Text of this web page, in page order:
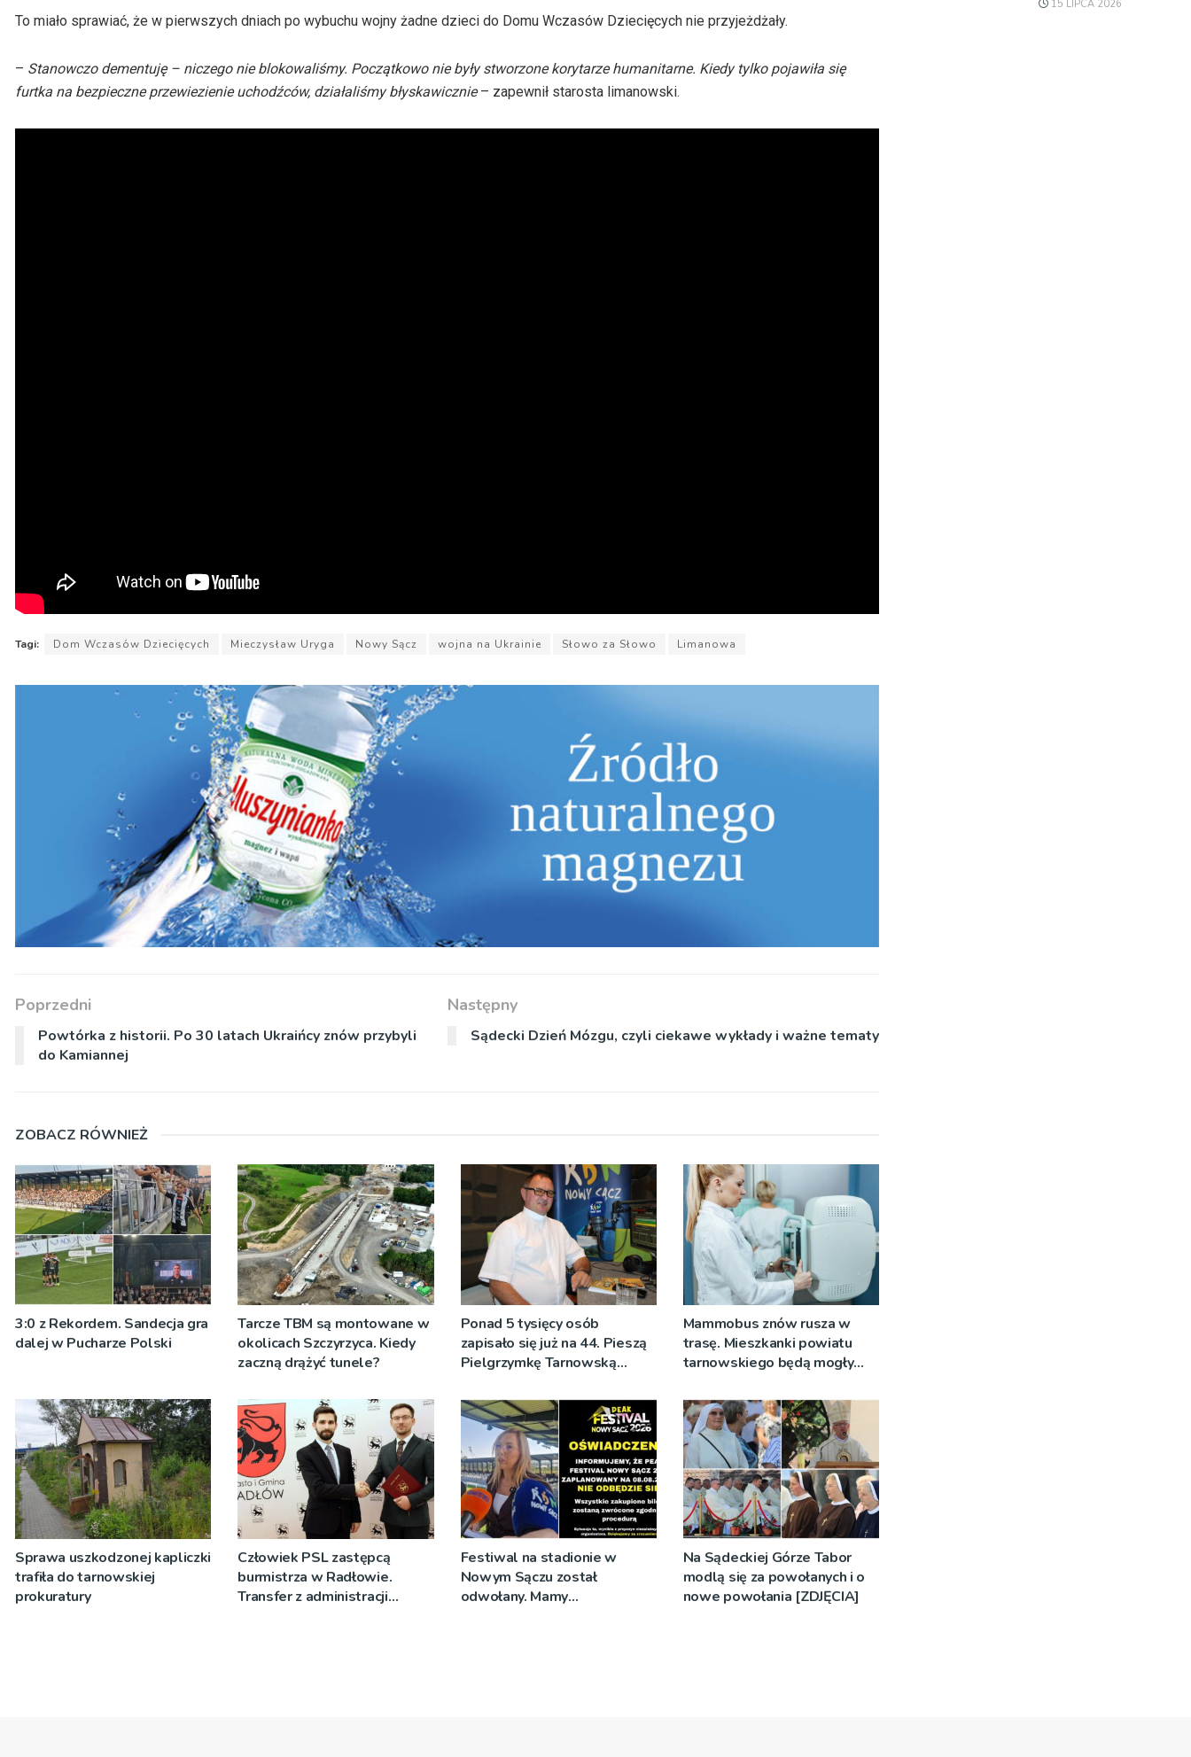
To miało sprawiać, że w pierwszych dniach po wybuchu wojny żadne dzieci do Domu Wczasów Dziecięcych nie przyjeżdżały.
– Stanowczo dementuję – niczego nie blokowaliśmy. Początkowo nie były stworzone korytarze humanitarne. Kiedy tylko pojawiła się
furtka na bezpieczne przewiezienie uchodźców, działaliśmy błyskawicznie– zapewnił starosta limanowski.
Tagi: Dom Wczasów Dziecięcych Mieczysław Uryga Nowy Sącz wojna na Ukrainie Słowo za Słowo Limanowa
Poprzedni
Powtórka z historii. Po 30 latach Ukraińcy znów przybyli
do Kamiannej
Następny
Sądecki Dzień Mózgu, czyli ciekawe wykłady i ważne tematy
ZOBACZ RÓWNIEŻ
3:0 z Rekordem. Sandecja gra
dalej w Pucharze Polski
Tarcze TBM są montowane w
okolicach Szczyrzyca. Kiedy
zaczną drążyć tunele?
Ponad 5 tysięcy osób
zapisało się już na 44. Pieszą
Pielgrzymkę Tarnowską
Mammobus znów rusza w
trasę. Mieszkanki powiatu
tarnowskiego będą mogły
Sprawa uszkodzonej kapliczki
trafiła do tarnowskiej
prokuratury
Człowiek PSL zastępcą
burmistrza w Radłowie.
Transfer z administracji
Festiwal na stadionie w
Nowym Sączu został
odwołany. Mamy
Na Sądeckiej Górze Tabor
modlą się za powołanych i o
nowe powołania [ZDJĘCIA]
15 LIPCA 2026